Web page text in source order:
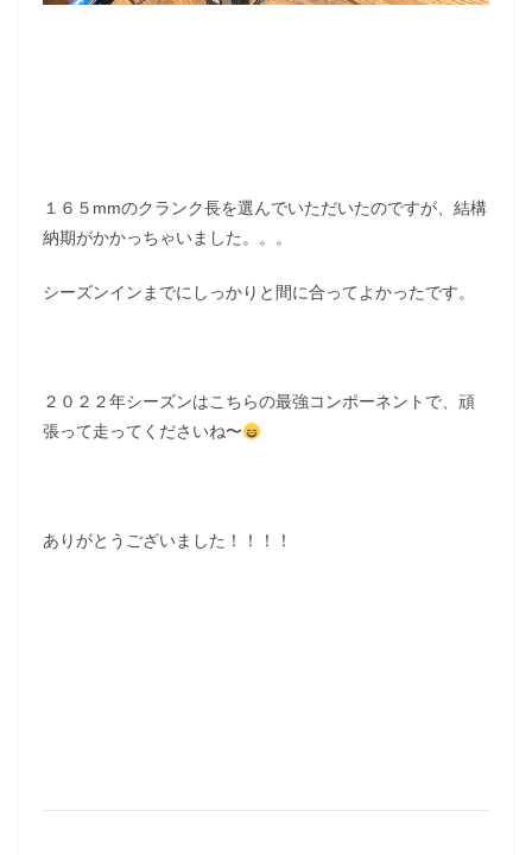
１６５mmのクランク長を選んでいただいたのですが、結構
納期がかかっちゃいました。。。
シーズンインまでにしっかりと間に合ってよかったです。
２０２２年シーズンはこちらの最強コンポーネントで、頑
張って走ってくださいね〜
ありがとうございました！！！！